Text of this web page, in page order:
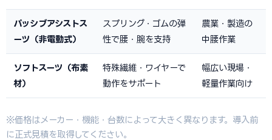
パッシブアシストス
ーツ（非電動式）
スプリング・ゴムの弾
性で腰・腕を支持
農業・製造の
中腰作業
ソフトスーツ（布素
材）
特殊繊維・ワイヤーで
動作をサポート
幅広い現場・
軽量作業向け
※価格はメーカー・機能・台数によって大きく異なります。導入前
に正式見積を取得してください。